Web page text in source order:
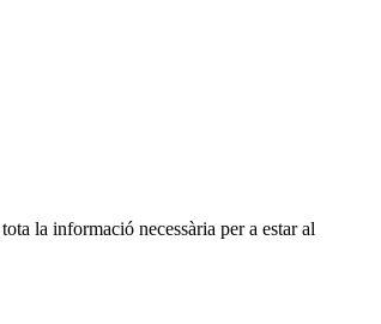
la informació necessària per a estar al